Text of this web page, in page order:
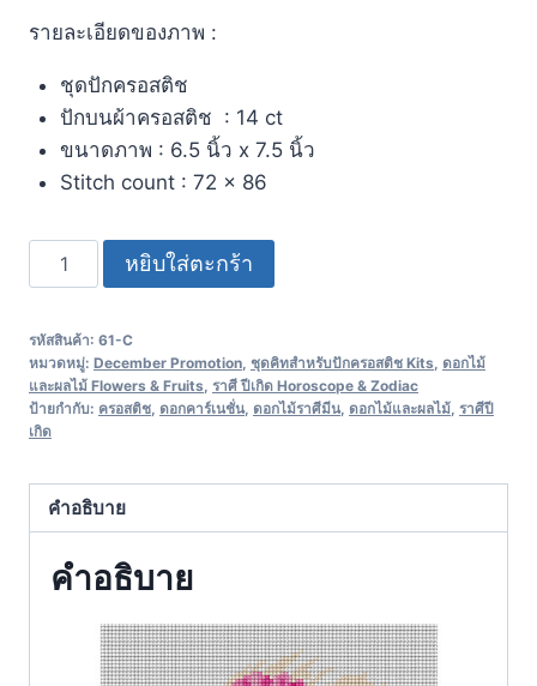
รายละเอียดของภาพ :
ชุดปักครอสติช
ปักบนผ้าครอสติช : 14 ct
ขนาดภาพ : 6.5 นิ้ว x 7.5 นิ้ว
Stitch count : 72 x 86
หยิบใส่ตะกร้า
รหัสสินค้า: 61-C
หมวดหมู่: December Promotion ชุดคิทสำหรับปักครอสติช Kits ดอกไม้
และผลไม้ Flowers & Fruits ราศี ปีเกิด Horoscope & Zodiac
ป้ายกำกับ: ครอสติช ดอกคาร์เนชั่น, ดอกไม้ราศีมีน, ดอกไม้และผลไม้ ราศีปี
เกิด
คำอธิบาย
คำอธิบาย